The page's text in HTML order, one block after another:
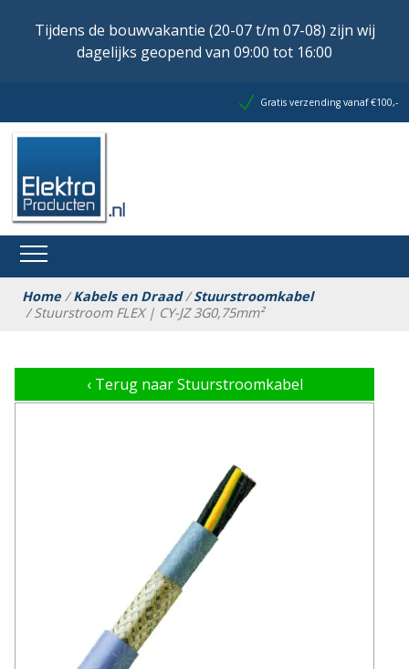
Tijdens de bouwvakantie (20-07 t/m 07-08) zijn wij
dagelijks geopend van 09:00 tot 16:00
Gratis verzending vanaf €100,-
Home/Kabels en Draad/Stuurstroomkabel
/ Stuurstroom FLEX | CY-JZ 3G0,75mm²
‹Terug naar Stuurstroomkabel